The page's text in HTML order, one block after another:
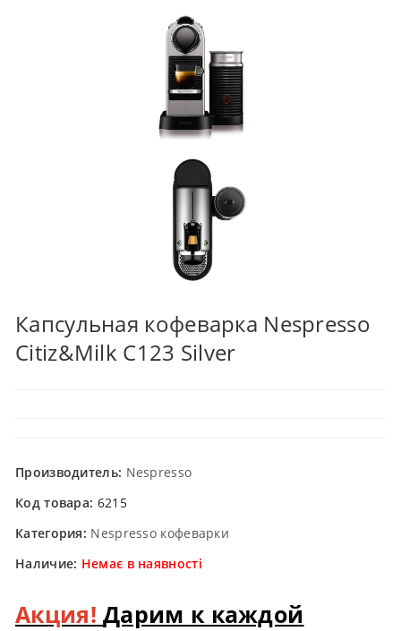
Капсульная кофеварка Nespresso
Citiz&Milk C123 Silver
Производитель: Nespresso
Код товара: 6215
Категория: Nespresso кофеварки
Наличие: Немає в наявності
Акция!Дарим к каждой